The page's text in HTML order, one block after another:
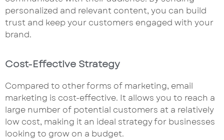
personalized and relevant content, you can build
trust and keep your customers engaged with your
brand.
Cost-Effective Strategy
Compared to other forms of marketing, email
marketing is cost-effective. It allows you to reach a
large number of potential customers at a relatively
low cost, making it an ideal strategy for businesses
looking to grow on a budget.